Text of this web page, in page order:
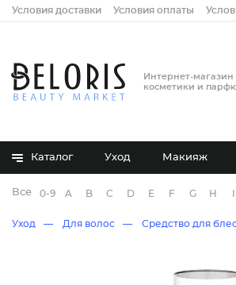
Условия доставки Условия оплаты
Интернет-магазин
косметики и
Каталог Уход Макияж
Все бренды
0-9 A B C D E F G H
Уход Для волос Средство для